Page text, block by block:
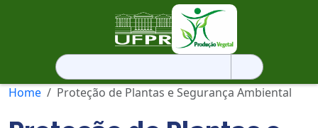
Pesquisar
por:
Home
Proteção de Plantas e Segurança Ambiental